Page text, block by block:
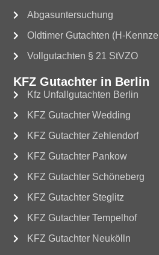
Abgasuntersuchung
Oldtimer Gutachten (H-
Vollgutachten § 21 StVZO
KFZ Gutachter in Berlin
Kfz Unfallgutachten Berlin
KFZ Gutachter Wedding
KFZ Gutachter Zehlendorf
KFZ Gutachter Pankow
KFZ Gutachter Schöneberg
KFZ Gutachter Steglitz
KFZ Gutachter Tempelhof
KFZ Gutachter Neukölln